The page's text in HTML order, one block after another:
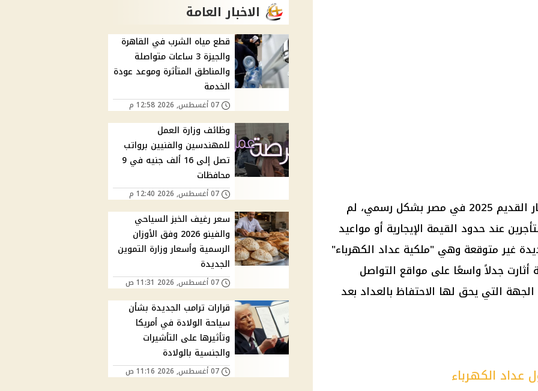
القديم
2025 في مصر بشكل رسمي، لم
عند حدود القيمة الإيجارية أو مواعيد
غير متوقعة وهي "ملكية عداد الكهرباء"
أثارت جدلاً واسعًا على مواقع التواصل
التي يحق لها الاحتفاظ بالعداد بعد
عداد الكهرباء
الاخبار العامة
قطع مياه الشرب في القاهرة
والجيزة 3 ساعات متواصلة
والمناطق المتأثرة وموعد عودة
الخدمة
07 أغسطس, 2026 12:58 م
وظائف وزارة العمل
للمهندسين والفنيين برواتب
تصل إلى 16 ألف جنيه في 9
محافظات
07 أغسطس, 2026 12:40 م
سعر رغيف الخبز السياحي
والفينو 2026 وفق الأوزان
الرسمية وأسعار وزارة التموين
الجديدة
07 أغسطس, 2026 11:31 ص
قرارات ترامب الجديدة بشأن
سياحة الولادة في أمريكا
وتأثيرها على التأشيرات
والجنسية بالولادة
07 أغسطس, 2026 11:16 ص